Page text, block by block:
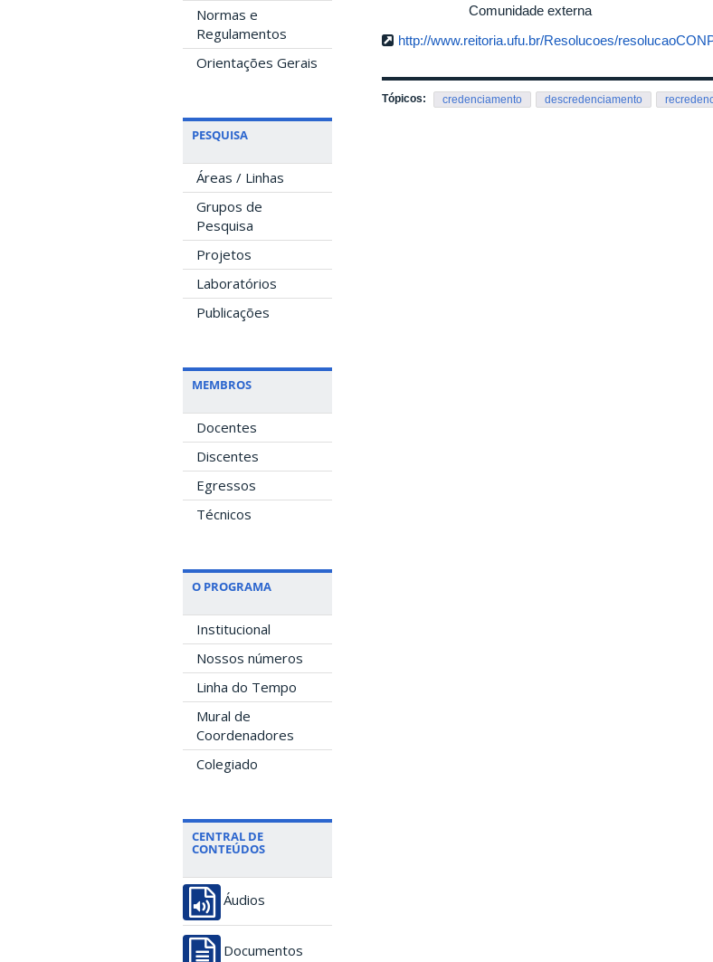
Normas e
Regulamentos
Orientações Gerais
PESQUISA
Áreas / Linhas
Grupos de
Pesquisa
Projetos
Laboratórios
Publicações
MEMBROS
Docentes
Discentes
Egressos
Técnicos
O PROGRAMA
Institucional
Nossos números
Linha do Tempo
Mural de
Coordenadores
Colegiado
CENTRAL DE
CONTEÚDOS
Áudios
Documentos
Comunidade externa
http://www.reitoria.ufu.br/Resolucoes/
Tópicos: credenciamento descredenciamento